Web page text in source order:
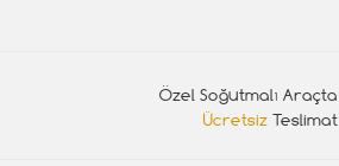
Özel Soğutmalı Araçta
Ücretsiz Teslimat